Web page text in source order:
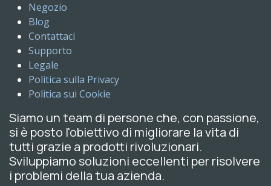
Negozio
Blog
Contattaci
Supporto
Legale
Politica sulla Privacy
Politica sui Cookie
Siamo un team di persone che, con passione,
si è posto l'obiettivo di migliorare la vita di
tutti grazie a prodotti rivoluzionari.
Sviluppiamo soluzioni eccellenti per risolvere
i problemi della tua azienda.